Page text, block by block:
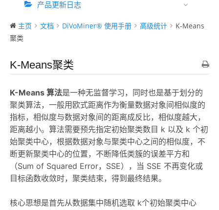
产品更新日志
主页 文档 DiVoMiner® 使用手册 高级统计
K-Means
聚类
K-Means聚类
K-Means 算法是一种无监督学习，同时也是基于划分的
聚类算法，一般用欧式距离作为衡量数据对象间相似度的
指标，相似度与数据对象间的距离成反比，相似度越大，
距离越小。算法需要预先指定初始聚类数目 k 以及 k 个初
始聚类中心，根据数据对象与聚类中心之间的相似度，不
断更新聚类中心的位置，不断降低类簇的误差平方和
（Sum of Squared Error，SSE），当 SSE 不再变化或
目标函数收敛时，聚类结束，得到最终结果。
核心思想是首先从数据集中随机选取 k个初始聚类中心